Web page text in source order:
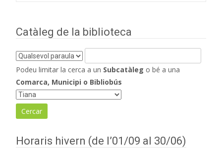
Catàleg de la biblioteca
Podeu limitar la cerca a un Subcatàleg o bé a una
Comarca, Municipi o Bibliobús
Horaris hivern (de l’01/09 al 30/06)